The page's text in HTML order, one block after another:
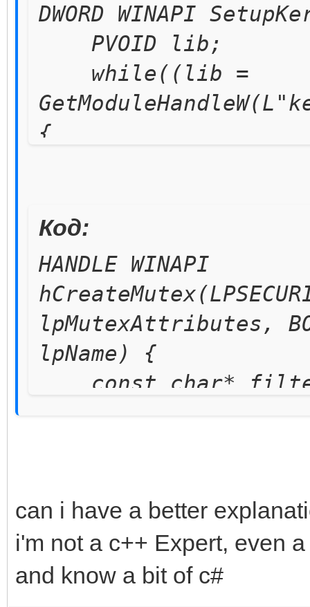
DWORD WINAPI
PVOID lib;
while((lib =
{
pHookCreateMutex
adrCreateMutex =
Код:
HANDLE WINAPI
lpMutexAttributes,
lpName) {
const char*
from virtual dll
typedef HANDLE
TCreateMutexA
can i have a better
i'm not a c++ Expert, even
and know a bit of c#